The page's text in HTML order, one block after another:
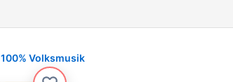
100% Volksmusik